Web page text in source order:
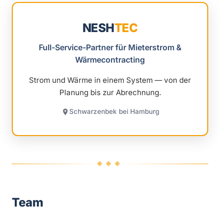
NESHTEC
Full-Service-Partner für Mieterstrom &
Wärmecontracting
Strom und Wärme in einem System — von der
Planung bis zur Abrechnung.
Schwarzenbek bei Hamburg
◆◆◆
Team